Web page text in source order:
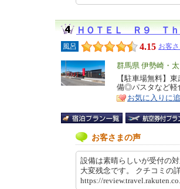
ＨＯＴＥＬ Ｒ９ Ｔ
風呂 4.15 お客
エ
リ
ア
群馬県 伊勢崎・
特
徴
【駐車場無料】
備◎パスタなど軽
お気に入りに
お客さまの声
設備は素晴らしいが受付の
大変残念です。 クチコミ
https://